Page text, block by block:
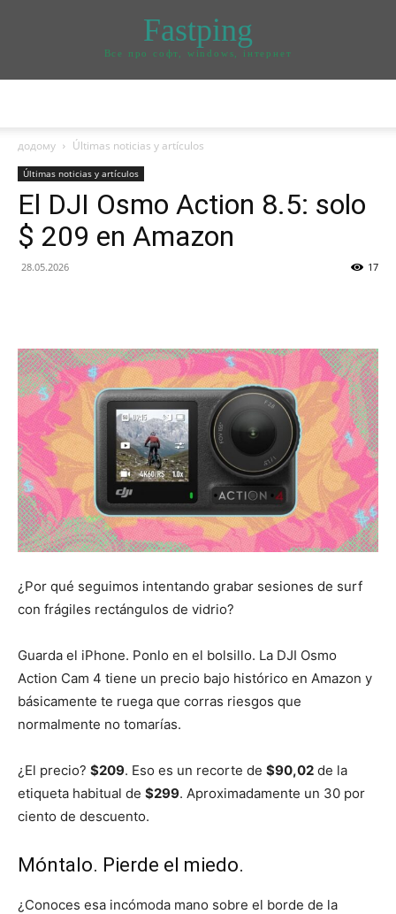
Fastping
Все про софт, windows, інтернет
додому Últimas noticias y artículos
Últimas noticias y artículos
El DJI Osmo Action 8.5: solo
$ 209 en Amazon
28.05.2026 17
¿Por qué seguimos intentando grabar sesiones de surf
con frágiles rectángulos de vidrio?
Guarda el iPhone. Ponlo en el bolsillo. La DJI Osmo
Action Cam 4 tiene un precio bajo histórico en Amazon y
básicamente te ruega que corras riesgos que
normalmente no tomarías.
¿El precio? $209. Eso es un recorte de $90,02 de la
etiqueta habitual de $299. Aproximadamente un 30 por
ciento de descuento.
Móntalo. Pierde el miedo.
¿Conoces esa incómoda mano sobre el borde de la